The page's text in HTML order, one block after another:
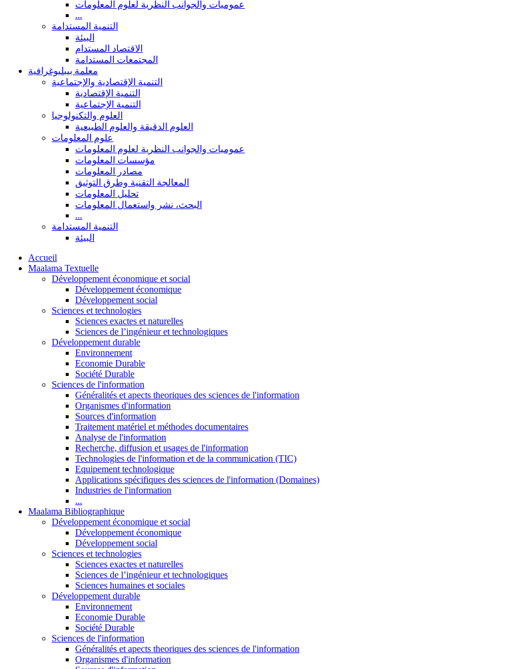
عموميات والجوانب النظرية لعلوم المعلومات
...
التنمية المستدامة
البيئة
الاقتصاد المستدام
المجتمعات المستدامة
معلمة بيبليوغرافية
التنمية الإقتصادية والإجتماعية
التنمية الإقتصادية
التنمية الإجتماعية
العلوم والتكنولوجيا
العلوم الدقيقة والعلوم الطبيعية
علوم المعلومات
عموميات والجوانب النظرية لعلوم المعلومات
مؤسسات المعلومات
مصادر المعلومات
المعالجة التقنية وطرق التوثيق
تحليل المعلومات
البحث، نشر واستعمال المعلومات
...
التنمية المستدامة
البيئة
Accueil
Maalama Textuelle
Développement économique et social
Développement économique
Développement social
Sciences et technologies
Sciences exactes et naturelles
Sciences de l’ingénieur et technologiques
Développement durable
Environnement
Economie Durable
Société Durable
Sciences de l'information
Généralités et apects theoriques des sciences de l'information
Organismes d'information
Sources d'information
Traitement matériel et méthodes documentaires
Analyse de l'information
Recherche, diffusion et usages de l'information
Technologies de l'information et de la communication (TIC)
Equipement technologique
Applications spécifiques des sciences de l'information (Domaines)
Industries de l'information
...
Maalama Bibliographique
Développement économique et social
Développement économique
Développement social
Sciences et technologies
Sciences exactes et naturelles
Sciences de l’ingénieur et technologiques
Sciences humaines et sociales
Développement durable
Environnement
Economie Durable
Société Durable
Sciences de l'information
Généralités et apects theoriques des sciences de l'information
Organismes d'information